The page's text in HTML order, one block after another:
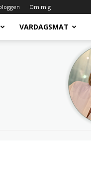
Om mig
VARDAGSMAT